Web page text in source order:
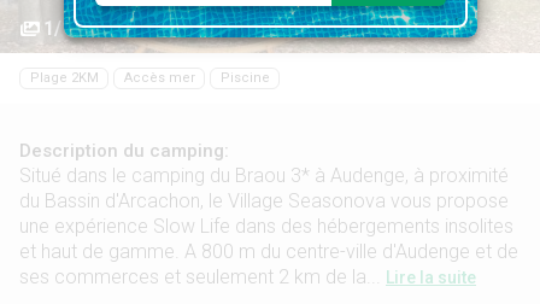
1/10
Plage 2KM Accès mer Piscine
Description du camping:
Situé dans le camping du Braou 3* à Audenge, à proximité
du Bassin d'Arcachon, le Village Seasonova vous propose
une expérience Slow Life dans des hébergements insolites
et haut de gamme. A 800 m du centre-ville d'Audenge et de
ses commerces et seulement 2 km de la...
Lire la suite